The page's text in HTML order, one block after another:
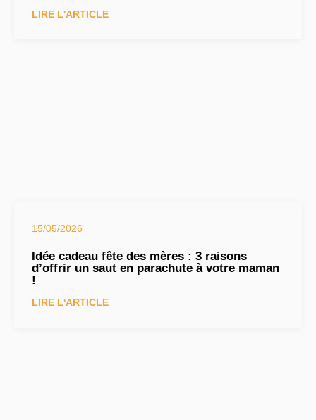
LIRE L'ARTICLE
15/05/2026
Idée cadeau fête des mères : 3 raisons
d’offrir un saut en parachute à votre maman
!
LIRE L'ARTICLE